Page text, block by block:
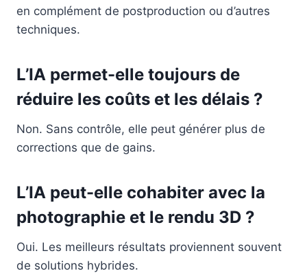
en complément de postproduction ou d’autres
techniques.
L’IA permet-elle toujours de
réduire les coûts et les délais ?
Non. Sans contrôle, elle peut générer plus de
corrections que de gains.
L’IA peut-elle cohabiter avec la
photographie et le rendu 3D ?
Oui. Les meilleurs résultats proviennent souvent
de solutions hybrides.